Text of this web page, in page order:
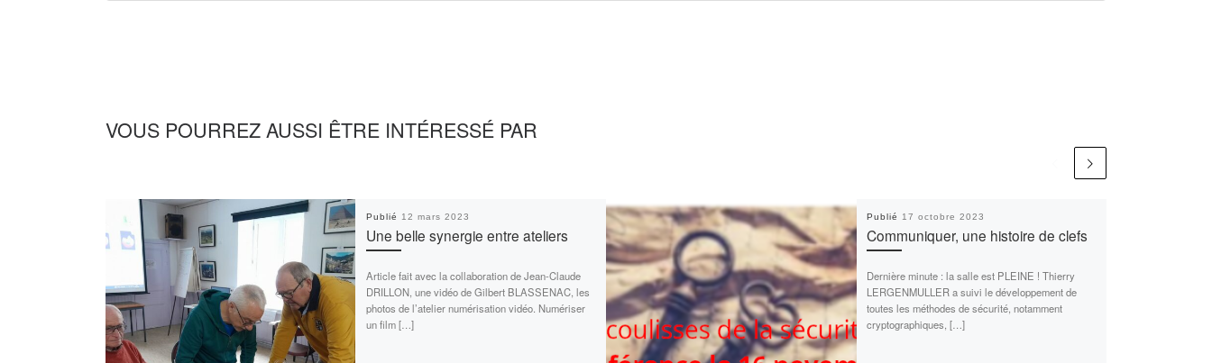
VOUS POURREZ AUSSI ÊTRE INTÉRESSÉ PAR
Publié 12 mars 2023
Une belle synergie entre ateliers
Article fait avec la collaboration de Jean-Claude
DRILLON, une vidéo de Gilbert BLASSENAC, les
photos de l’atelier numérisation vidéo. Numériser
un film […]
Publié 17 octobre 2023
Communiquer, une histoire de clefs
Dernière minute : la salle est PLEINE ! Thierry
LERGENMULLER a suivi le développement de
toutes les méthodes de sécurité, notamment
cryptographiques, […]